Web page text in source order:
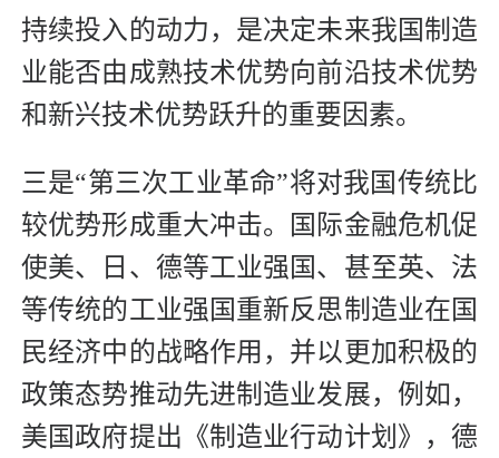
持续投入的动力，是决定未来我国制造
业能否由成熟技术优势向前沿技术优势
和新兴技术优势跃升的重要因素。
三是“第三次工业革命”将对我国传统比
较优势形成重大冲击。国际金融危机促
使美、日、德等工业强国、甚至英、法
等传统的工业强国重新反思制造业在国
民经济中的战略作用，并以更加积极的
政策态势推动先进制造业发展，例如，
美国政府提出《制造业行动计划》，德